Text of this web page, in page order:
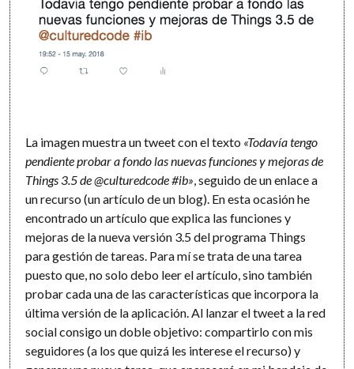
La imagen muestra un tweet con el texto «Todavía tengo
pendiente probar a fondo las nuevas funciones y mejoras de
Things 3.5 de @culturedcode #ib», seguido de un enlace a
un recurso (un artículo de un blog). En esta ocasión he
encontrado un artículo que explica las funciones y
mejoras de la nueva versión 3.5 del programa Things
para gestión de tareas. Para mí se trata de una tarea
puesto que, no solo debo leer el artículo, sino también
probar cada una de las características que incorpora la
última versión de la aplicación. Al lanzar el tweet a la red
social consigo un doble objetivo: compartirlo con mis
seguidores (a los que quizá les interese el recurso) y